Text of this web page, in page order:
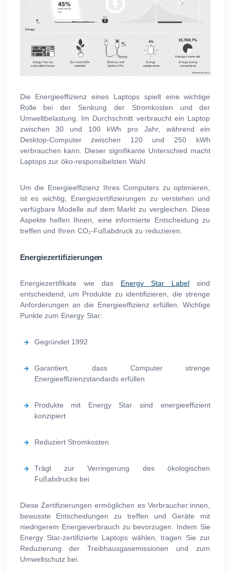
Die Energieeffizienz eines Laptops spielt eine wichtige
Rolle bei der Senkung der Stromkosten und der
Umweltbelastung. Im Durchschnitt verbraucht ein Laptop
zwischen 30 und 100 kWh pro Jahr, während ein
Desktop-Computer zwischen 120 und 250 kWh
verbrauchen kann. Dieser signifikante Unterschied macht
Laptops zur öko-responsibelsten Wahl.
Um die Energieeffizienz Ihres Computers zu optimieren,
ist es wichtig, Energiezertifizierungen zu verstehen und
verfügbare Modelle auf dem Markt zu vergleichen. Diese
Aspekte helfen Ihnen, eine informierte Entscheidung zu
treffen und Ihren CO₂-Fußabdruck zu reduzieren.
Energiezertifizierungen
Energiezertifikate wie das Energy Star Label sind
entscheidend, um Produkte zu identifizieren, die strenge
Anforderungen an die Energieeffizienz erfüllen. Wichtige
Punkte zum Energy Star:
Gegründet 1992
Garantiert, dass Computer strenge
Energieeffizienzstandards erfüllen
Produkte mit Energy Star sind energieeffizient
konzipiert
Reduziert Stromkosten
Trägt zur Verringerung des ökologischen
Fußabdrucks bei
Diese Zertifizierungen ermöglichen es Verbraucher:innen,
bewusste Entscheidungen zu treffen und Geräte mit
niedrigerem Energieverbrauch zu bevorzugen. Indem Sie
Energy Star-zertifizierte Laptops wählen, tragen Sie zur
Reduzierung der Treibhausgasemissionen und zum
Umweltschutz bei.